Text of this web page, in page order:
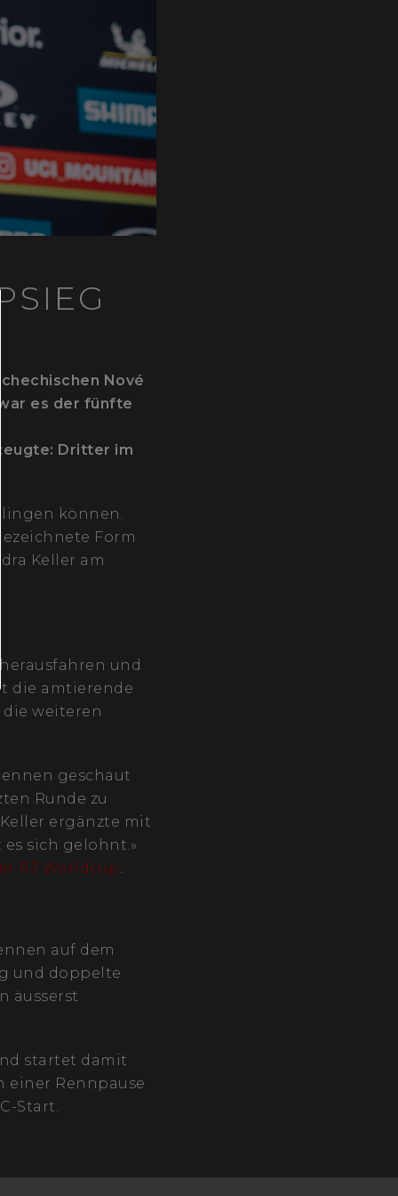
Nové
es der fünfte
Dritter im
können.
Form
Keller am
und
die amtierende
die weiteren
geschaut
Runde zu
ergänzte mit
sich gelohnt.»
R3 Worldcup.
auf dem
und doppelte
äusserst
startet damit
einer Rennpause
Start.